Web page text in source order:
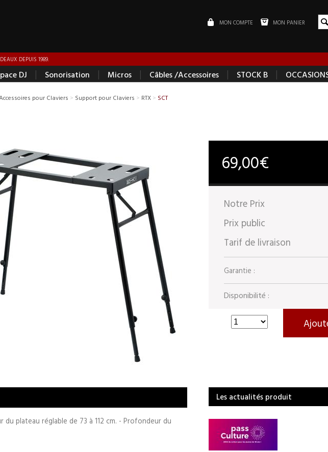
MON PANIER
MON COMPTE
DEPUIS 1989.
DJ | Sonorisation | Micros | Câbles /Accessoires | STOCK B |
pour Claviers > Support pour Claviers > RTX > SCT
69,00€
Notre Prix
Prix public
Tarif de livraison
Garantie :
Disponibilité :
Les actualités produit
du plateau réglable de 73 à 112 cm. - Profondeur du